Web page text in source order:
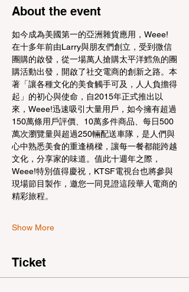
About the event
如今成為美國第一的亞洲雜貨應用，Weee!
在十多年前由Larry與朋友們創立，受到微信
團購的啟發，從一場萬人搶購太平洋鱈魚的團
購活動出發，開啟了社交電商的創新之路。本
著「讓各種文化的美食觸手可及，人人負擔得
起」的初心與使命，自2015年正式推出以
來，Weee!迅速吸引大量用戶，如今擁有超過
150萬條用戶評價、10萬多件商品、每日500
萬次瀏覽量與超過250輛配送車隊，是人們與
心中熟悉美食的重逢橋樑，讓每一餐都能跨越
文化，分享家的味道。值此十週年之際，
Weee!特別值得慶祝，KTSF電視台也將參與
現場節目製作，邀您一同見證這段華人電商的
精彩旅程。
Show More
Ticket